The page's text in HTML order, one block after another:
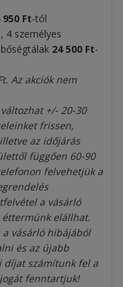
950 Ft-tól
4 személyes
24500 Ft-
Az akciók nem
+/- 20-30
frissen,
az időjárás
függően 60-90
felvehetjük a
a vásárló
elállhat.
vásárló hibájából
és az újabb
díjat számítunk fel a
fenntartjuk!